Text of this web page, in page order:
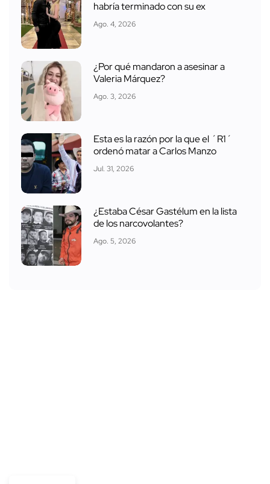
habría terminado con su ex
Ago. 4, 2026
¿Por qué mandaron a asesinar a
Valeria Márquez?
Ago. 3, 2026
Esta es la razón por la que el ´R1´
ordenó matar a Carlos Manzo
Jul. 31, 2026
¿Estaba César Gastélum en la lista
de los narcovolantes?
Ago. 5, 2026